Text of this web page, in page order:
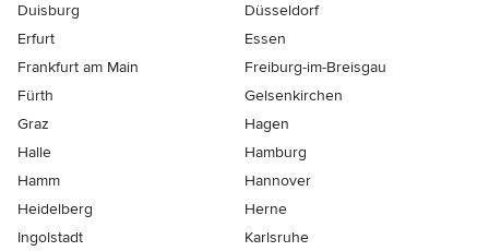
Duisburg
Düsseldorf
Erfurt
Essen
Frankfurt am Main
Freiburg-im-Breisgau
Fürth
Gelsenkirchen
Graz
Hagen
Halle
Hamburg
Hamm
Hannover
Heidelberg
Herne
Ingolstadt
Karlsruhe